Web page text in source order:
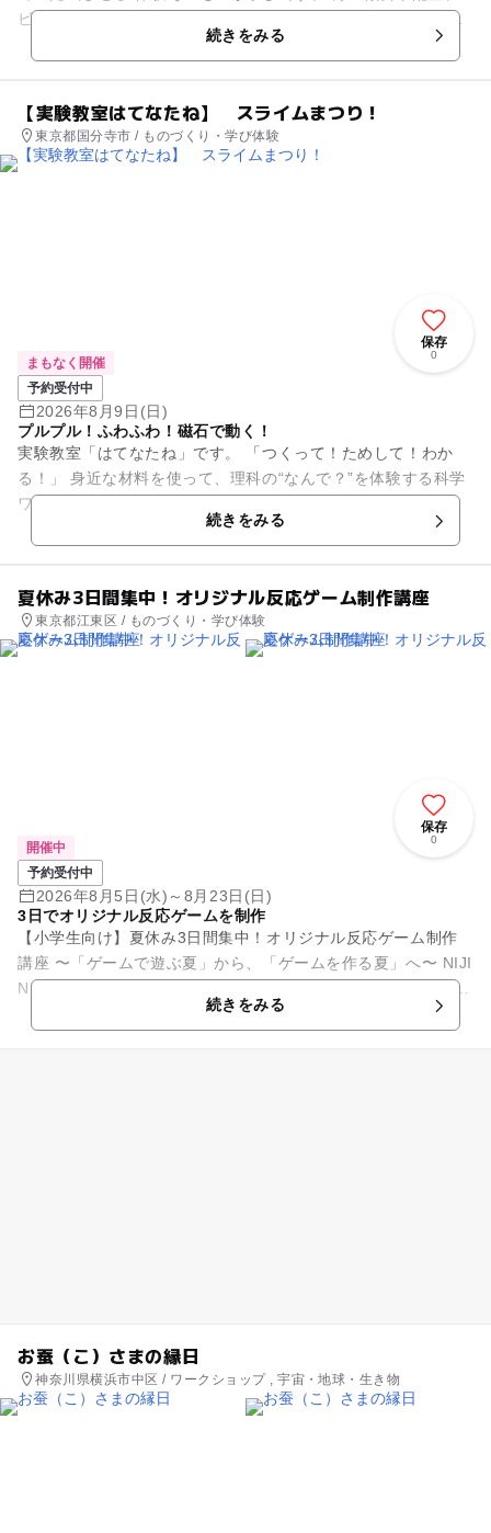
ビー玉を打ち出す力やスピードなど、自分の決めた目標をクリ
続きをみる
【実験教室はてなたね】 スライムまつり！
東京都国分寺市 / ものづくり・学び体験
保存
0
まもなく開催
予約受付中
2026年8月9日(日)
プルプル！ふわふわ！磁石で動く！
実験教室「はてなたね」です。 「つくって！ためして！わか
る！」 身近な材料を使って、理科の“なんで？”を体験する科学
続きをみる
夏休み3日間集中！オリジナル反応ゲーム制作講座
東京都江東区 / ものづくり・学び体験
保存
0
開催中
予約受付中
2026年8月5日(水)～8月23日(日)
3日でオリジナル反応ゲームを制作
【小学生向け】夏休み3日間集中！オリジナル反応ゲーム制作
講座 〜「ゲームで遊ぶ夏」から、「ゲームを作る夏」へ〜 NIJI
Nアカデミー江東大島校が小学生を対象に開催する3日間のプロ
続きをみる
お蚕（こ）さまの縁日
神奈川県横浜市中区 / ワークショップ , 宇宙・地球・生き物